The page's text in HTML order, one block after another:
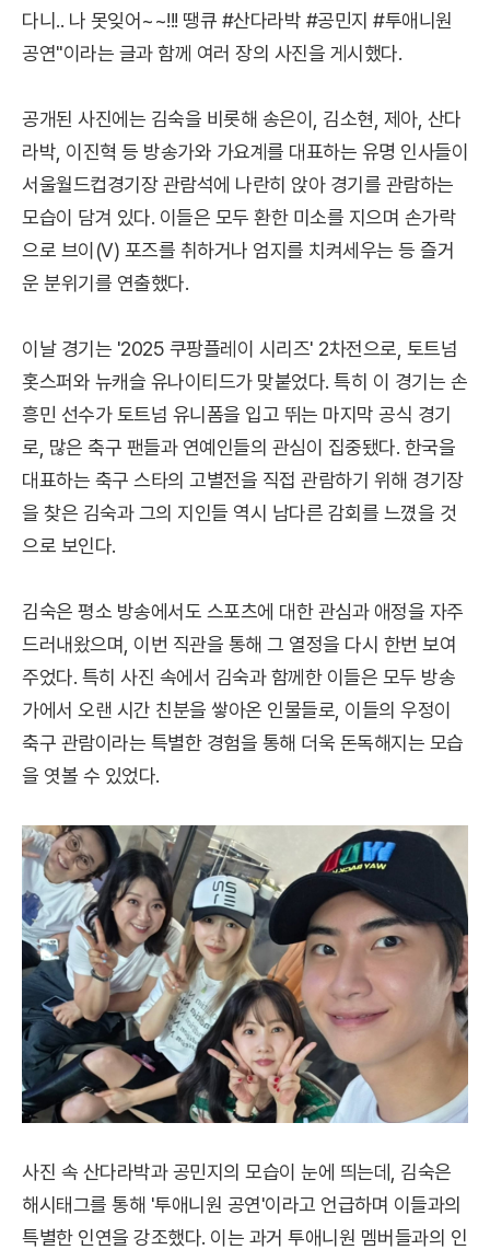
다니.. 나 못잊어~~!!! 땡큐 #산다라박 #공민지 #투애니원
공연"이라는 글과 함께 여러 장의 사진을 게시했다.
공개된 사진에는 김숙을 비롯해 송은이, 김소현, 제아, 산다
라박, 이진혁 등 방송가와 가요계를 대표하는 유명 인사들이
서울월드컵경기장 관람석에 나란히 앉아 경기를 관람하는
모습이 담겨 있다. 이들은 모두 환한 미소를 지으며 손가락
으로 브이(V) 포즈를 취하거나 엄지를 치켜세우는 등 즐거
운 분위기를 연출했다.
이날 경기는 '2025 쿠팡플레이 시리즈' 2차전으로, 토트넘
홋스퍼와 뉴캐슬 유나이티드가 맞붙었다. 특히 이 경기는 손
흥민 선수가 토트넘 유니폼을 입고 뛰는 마지막 공식 경기
로, 많은 축구 팬들과 연예인들의 관심이 집중됐다. 한국을
대표하는 축구 스타의 고별전을 직접 관람하기 위해 경기장
을 찾은 김숙과 그의 지인들 역시 남다른 감회를 느꼈을 것
으로 보인다.
김숙은 평소 방송에서도 스포츠에 대한 관심과 애정을 자주
드러내왔으며, 이번 직관을 통해 그 열정을 다시 한번 보여
주었다. 특히 사진 속에서 김숙과 함께한 이들은 모두 방송
가에서 오랜 시간 친분을 쌓아온 인물들로, 이들의 우정이
축구 관람이라는 특별한 경험을 통해 더욱 돈독해지는 모습
을 엿볼 수 있었다.
사진 속 산다라박과 공민지의 모습이 눈에 띄는데, 김숙은
해시태그를 통해 '투애니원 공연'이라고 언급하며 이들과의
특별한 인연을 강조했다. 이는 과거 투애니원 멤버들과의 인